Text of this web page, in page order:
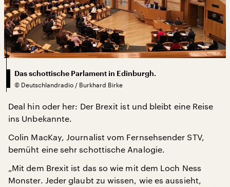
Das schottische Parlament in Edinburgh.
© Deutschlandradio / Burkhard Birke
Deal hin oder her: Der Brexit ist und bleibt eine Reise
ins Unbekannte.
Colin MacKay, Journalist vom Fernsehsender STV,
bemüht eine sehr schottische Analogie.
„Mit dem Brexit ist das so wie mit dem Loch Ness
Monster. Jeder glaubt zu wissen, wie es aussieht,